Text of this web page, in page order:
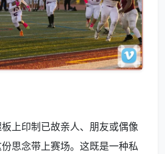
上印制已故亲人、朋友或偶像
思念带上赛场。这既是一种私